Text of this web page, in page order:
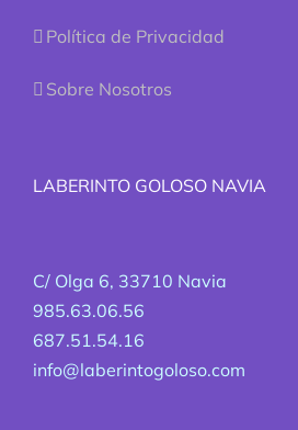
Política de Privacidad
Sobre Nosotros
LABERINTO GOLOSO NAVIA
C/ Olga 6, 33710 Navia
985.63.06.56
687.51.54.16
info@laberintogoloso.com